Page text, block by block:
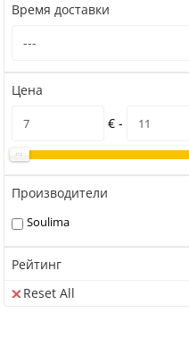
Время доставки
Цена
€ -
Производители
Soulima
Рейтинг
Reset All